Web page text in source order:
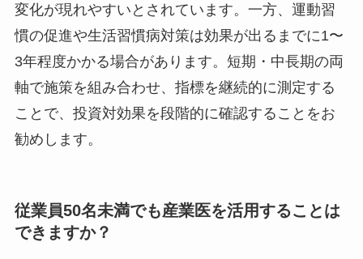
変化が現れやすいとされています。一方、運動習
慣の促進や生活習慣病対策は効果が出るまでに1〜
3年程度かかる場合があります。短期・中長期の両
軸で施策を組み合わせ、指標を継続的に測定する
ことで、投資対効果を段階的に確認することをお
勧めします。
従業員50名未満でも産業医を活用することは
できますか？